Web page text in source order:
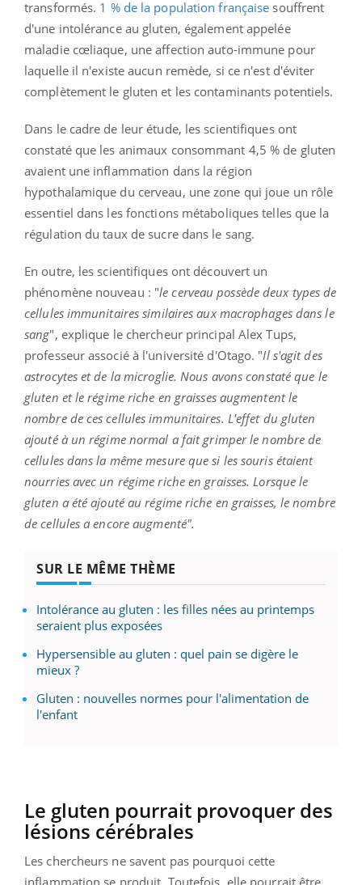
transformés. 1 % de la population française souffrent
d'une intolérance au gluten, également appelée
maladie cœliaque, une affection auto-immune pour
laquelle il n'existe aucun remède, si ce n'est d'éviter
complètement le gluten et les contaminants potentiels.
Dans le cadre de leur étude, les scientifiques ont
constaté que les animaux consommant 4,5 % de gluten
avaient une inflammation dans la région
hypothalamique du cerveau, une zone qui joue un rôle
essentiel dans les fonctions métaboliques telles que la
régulation du taux de sucre dans le sang.
En outre, les scientifiques ont découvert un
phénomène nouveau : "le cerveau possède deux types de
cellules immunitaires similaires aux macrophages dans le
sang", explique le chercheur principal Alex Tups,
professeur associé à l'université d'Otago. "Il s'agit des
astrocytes et de la microglie. Nous avons constaté que le
gluten et le régime riche en graisses augmentent le
nombre de ces cellules immunitaires. L'effet du gluten
ajouté à un régime normal a fait grimper le nombre de
cellules dans la même mesure que si les souris étaient
nourries avec un régime riche en graisses. Lorsque le
gluten a été ajouté au régime riche en graisses, le nombre
de cellules a encore augmenté".
SUR LE MÊME THÈME
Intolérance au gluten : les filles nées au printemps
seraient plus exposées
Hypersensible au gluten : quel pain se digère le
mieux ?
Gluten : nouvelles normes pour l'alimentation de
l'enfant
Le gluten pourrait provoquer des
lésions cérébrales
Les chercheurs ne savent pas pourquoi cette
inflammation se produit. Toutefois, elle pourrait être